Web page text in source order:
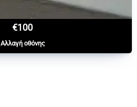
€100
Αλλαγή οθόνης